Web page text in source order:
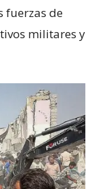
fuerzas de
militares y